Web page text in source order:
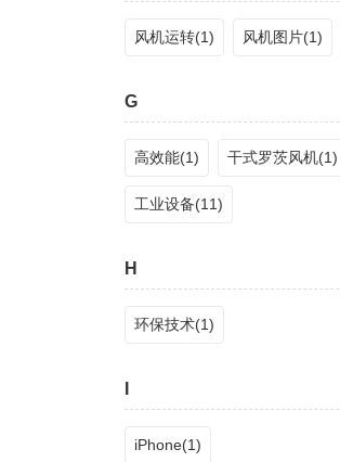
风机运转(1) 风机图片(1)
G
高效能(1) 干式罗茨风机(1)
工业设备(11)
H
环保技术(1)
iPhone(1)